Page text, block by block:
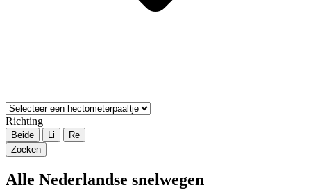
Richting
Beide Li
Re
Zoeken
Alle Nederlandse snelwegen